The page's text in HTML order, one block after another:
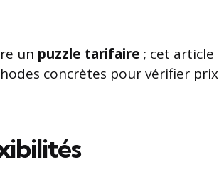
un puzzle tarifaire ; cet article
concrètes pour vérifier prix